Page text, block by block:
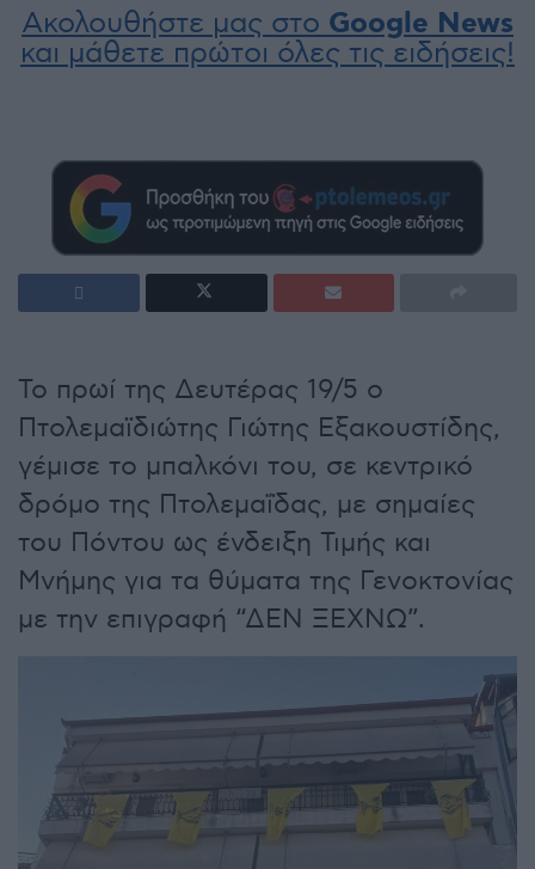
Ακολουθήστε μας στο Google News
και μάθετε πρώτοι όλες τις ειδήσεις!
Το πρωί της Δευτέρας 19/5 ο
Πτολεμαϊδιώτης Γιώτης Εξακουστίδης,
γέμισε το μπαλκόνι του, σε κεντρικό
δρόμο της Πτολεμαΐδας, με σημαίες
του Πόντου ως ένδειξη Τιμής και
Μνήμης για τα θύματα της Γενοκτονίας
με την επιγραφή “ΔΕΝ ΞΕΧΝΩ”.